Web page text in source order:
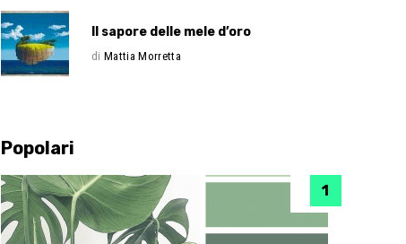
Il sapore delle mele d’oro
di Mattia Morretta
Popolari